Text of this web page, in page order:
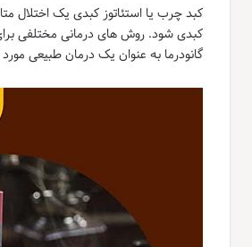
کبد چرب یا استئاتوز کبدی یک اختلال
کبدی شود. روش های درمانی مختلفی
گانودرما به عنوان یک درمان طبیعی